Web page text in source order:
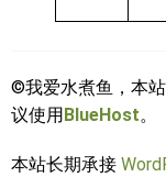
©我爱水煮鱼，本
议使用 BlueHost。
本站长期承接